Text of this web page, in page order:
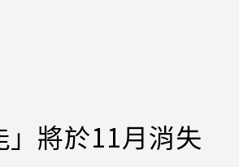
將於11月消失